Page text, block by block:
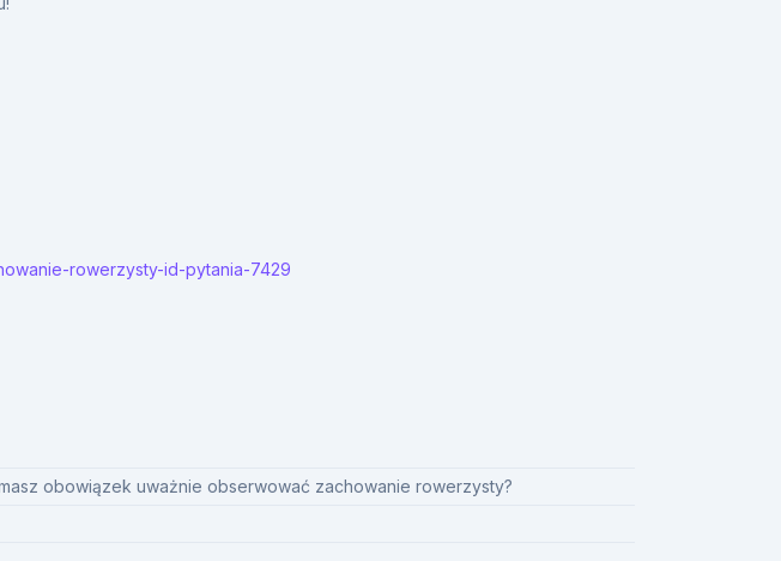
rowerzysty-id-pytania-7429
obowiązek uważnie obserwować zachowanie rowerzysty?